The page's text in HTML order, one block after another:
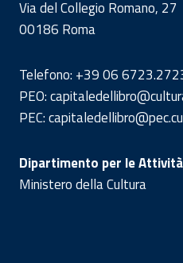
Via del Collegio Romano, 27
00186 Roma
Telefono: +39 06
PEO:
PEC:
Dipartimento per le
Ministero della Cultura